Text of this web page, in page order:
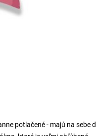
potlačené - majú na sebe